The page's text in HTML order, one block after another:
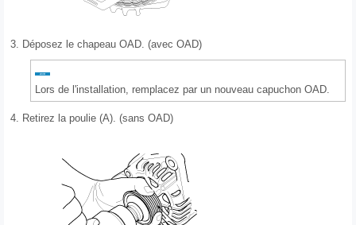
3. Déposez le chapeau OAD. (avec OAD)
Lors de l'installation, remplacez par un nouveau capuchon OAD.
4. Retirez la poulie (A). (sans OAD)